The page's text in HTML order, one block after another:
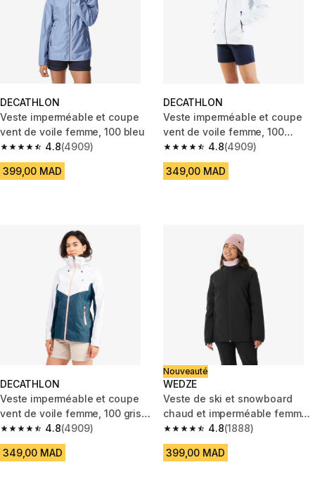
DECATHLON
Veste imperméable et coupe
vent de voile femme, 100 bleu
4.8
4.8 out of 5 stars from 4909 reviews
(4909)
399,00 MAD
DECATHLON
Veste imperméable et coupe
vent de voile femme, 100
blanche 4.8
4.8 out of 5 stars from 4909
(4909)
349,00 MAD
DECATHLON
Veste imperméable et coupe
vent de voile femme, 100 gris
blanc
4.8
4.8 out of 5 stars from 4909 reviews
(4909)
349,00 MAD
Nouveauté
WEDZE
Veste de ski et snowboard
chaud et imperméable femme,
100 noir
4.8
4.8 out of 5 stars from 1888
(1888)
399,00 MAD